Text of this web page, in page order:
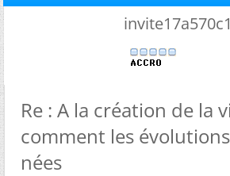
invite17a570c1
Re : A la création de la
comment les
nées